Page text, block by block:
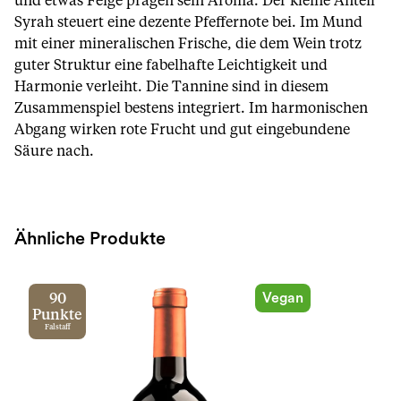
Syrah steuert eine dezente Pfeffernote bei. Im Mund
mit einer mineralischen Frische, die dem Wein trotz
guter Struktur eine fabelhafte Leichtigkeit und
Harmonie verleiht. Die Tannine sind in diesem
Zusammenspiel bestens integriert. Im harmonischen
Abgang wirken rote Frucht und gut eingebundene
Säure nach.
Ähnliche Produkte
90
Punkte
Falstaff
Vegan